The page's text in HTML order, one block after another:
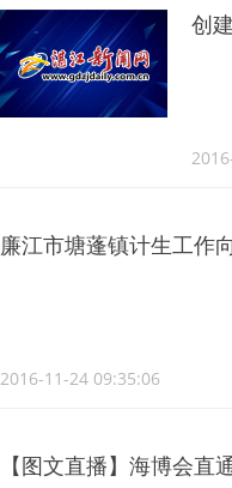
创
廉江市塘蓬镇计生工作
2016-11-24 09:35:06
【图文直播】海博会